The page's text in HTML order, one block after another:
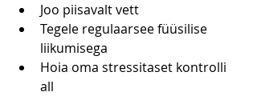
Joo piisavalt vett
Tegele regulaarsee füüsilise
liikumisega
Hoia oma stressitaset kontrolli
all